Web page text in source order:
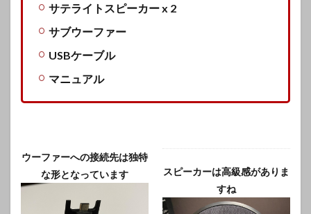
サテライトスピーカー x 2
サブウーファー
USBケーブル
マニュアル
ウーファーへの接続先は独特
な形となっています
スピーカーは高級感がありま
すね